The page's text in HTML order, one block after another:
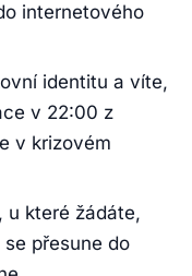
internetového
identitu a víte,
v 22:00 z
v krizovém
u které žádáte,
přesune do